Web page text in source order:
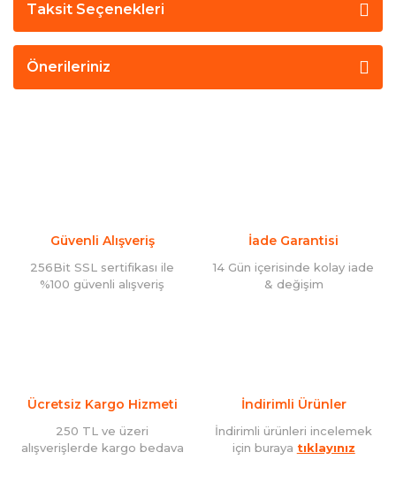
Taksit Seçenekleri
Önerileriniz
Güvenli Alışveriş
256Bit SSL sertifikası ile
%100 güvenli alışveriş
İade Garantisi
14 Gün içerisinde kolay iade
& değişim
Ücretsiz Kargo Hizmeti
250 TL ve üzeri
alışverişlerde kargo bedava
İndirimli Ürünler
İndirimli ürünleri incelemek
için buraya tıklayınız